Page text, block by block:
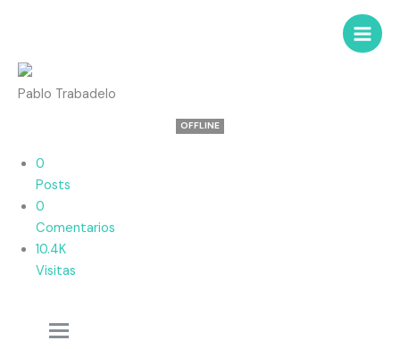
Pablo Trabadelo
OFFLINE
0
Posts
0
Comentarios
10.4K
Visitas